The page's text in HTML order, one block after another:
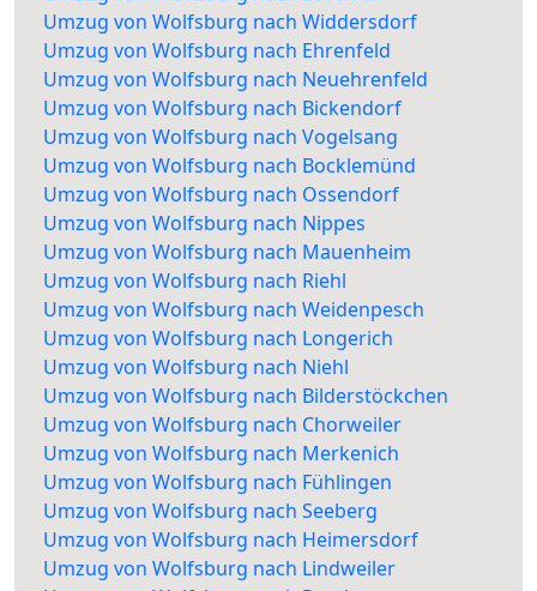
Umzug von Wolfsburg nach Widdersdorf
Umzug von Wolfsburg nach Ehrenfeld
Umzug von Wolfsburg nach Neuehrenfeld
Umzug von Wolfsburg nach Bickendorf
Umzug von Wolfsburg nach Vogelsang
Umzug von Wolfsburg nach Bocklemünd
Umzug von Wolfsburg nach Ossendorf
Umzug von Wolfsburg nach Nippes
Umzug von Wolfsburg nach Mauenheim
Umzug von Wolfsburg nach Riehl
Umzug von Wolfsburg nach Weidenpesch
Umzug von Wolfsburg nach Longerich
Umzug von Wolfsburg nach Niehl
Umzug von Wolfsburg nach Bilderstöckchen
Umzug von Wolfsburg nach Chorweiler
Umzug von Wolfsburg nach Merkenich
Umzug von Wolfsburg nach Fühlingen
Umzug von Wolfsburg nach Seeberg
Umzug von Wolfsburg nach Heimersdorf
Umzug von Wolfsburg nach Lindweiler